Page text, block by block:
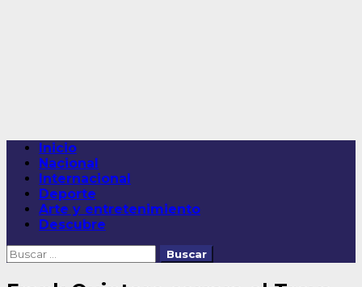
Menú
principal
Inicio
Nacional
Internacional
Deporte
Arte y entretenimiento
Descubre
Buscar: